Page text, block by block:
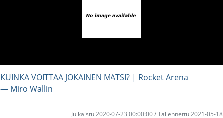
KUINKA VOITTAA JOKAINEN MATSI? | Rocket Arena
― Miro Wallin
Julkaistu 2020-07-23 00:00:00 / Tallennettu 2021-05-18